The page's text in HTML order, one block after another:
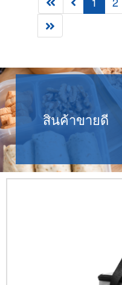
สินค้าขายดี